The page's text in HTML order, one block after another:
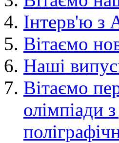
Інтерв'ю з
Вітаємо
Наші
Вітаємо
олімпіади